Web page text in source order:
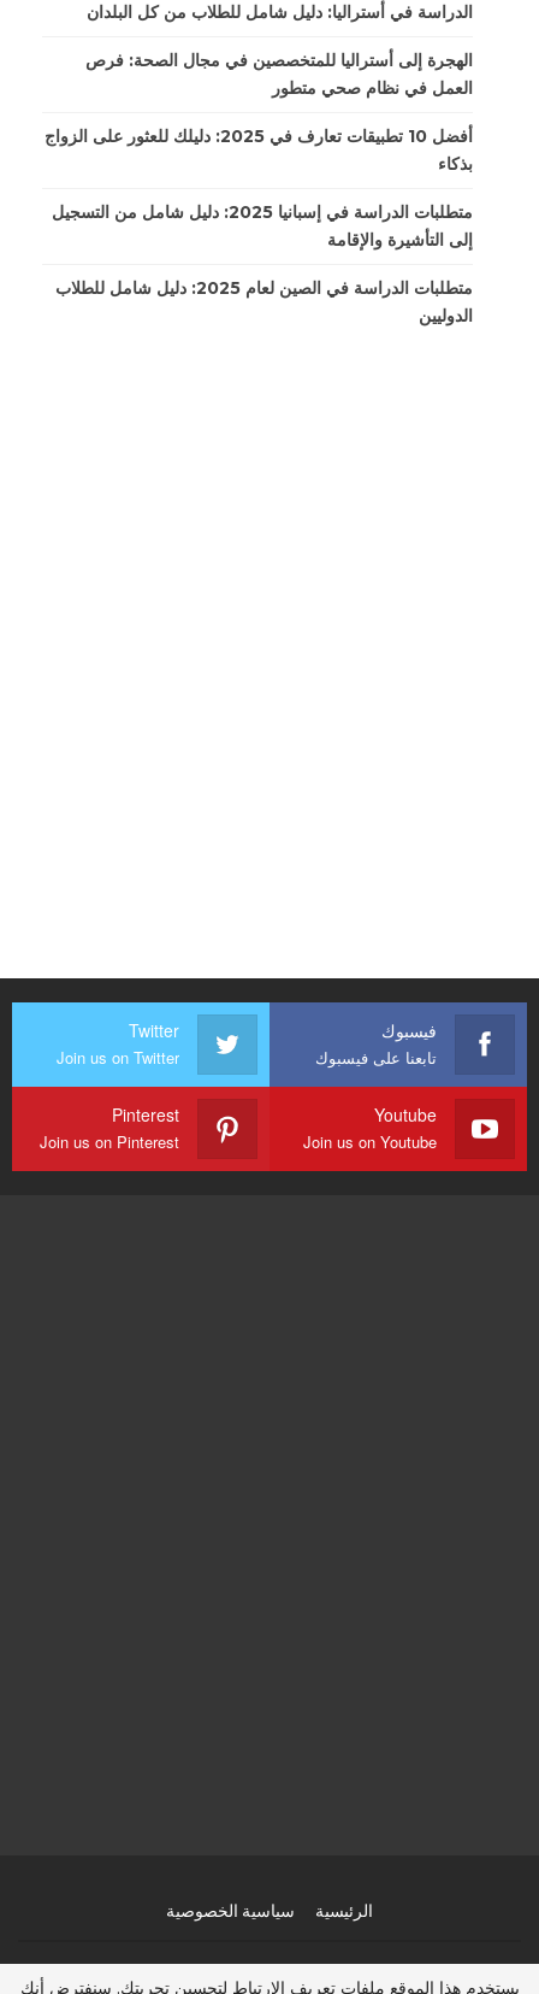
الدراسة في أستراليا: دليل شامل للطلاب من كل البلدان
الهجرة إلى أستراليا للمتخصصين في مجال الصحة: فرص
العمل في نظام صحي متطور
أفضل 10 تطبيقات تعارف في 2025: دليلك للعثور على الزواج
بذكاء
متطلبات الدراسة في إسبانيا 2025: دليل شامل من التسجيل
إلى التأشيرة والإقامة
متطلبات الدراسة في الصين لعام 2025: دليل شامل للطلاب
الدوليين
فيسبوك
تابعنا على فيسبوك
Twitter
Join us on Twitter
Youtube
Join us on Youtube
Pinterest
Join us on Pinterest
الرئيسية سياسية الخصوصية
© 2026 - عرب هجرة 2025، عقد عمل، تأشيرة امريكا، فيزا كندا مجانا، الهجرة الى
يستخدم هذا الموقع ملفات تعريف الارتباط لتحسين تجربتك. سنفترض أنك